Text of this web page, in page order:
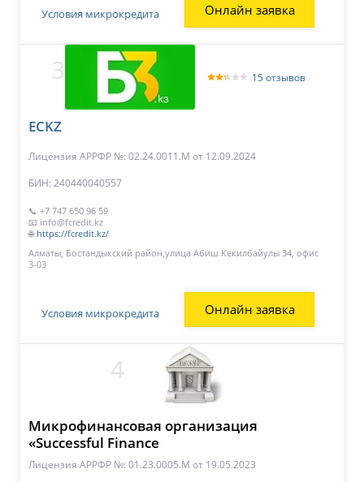
Онлайн заявка
Условия микрокредита
3 15 отзывов
ECKZ
Лицензия АРРФР №: 02.24.0011.М от 12.09.2024
БИН: 240440040557
📞 +7 747 650 96 59
📧 info@fcredit.kz
🌐 https://fcredit.kz/
Алматы, Бостандыкский район,улица Абиш Кекилбайулы 34, офис
3-03
Онлайн заявка
Условия микрокредита
4
Микрофинансовая организация
«Successful Finance
Лицензия АРРФР №: 01.23.0005.М от 19.05.2023